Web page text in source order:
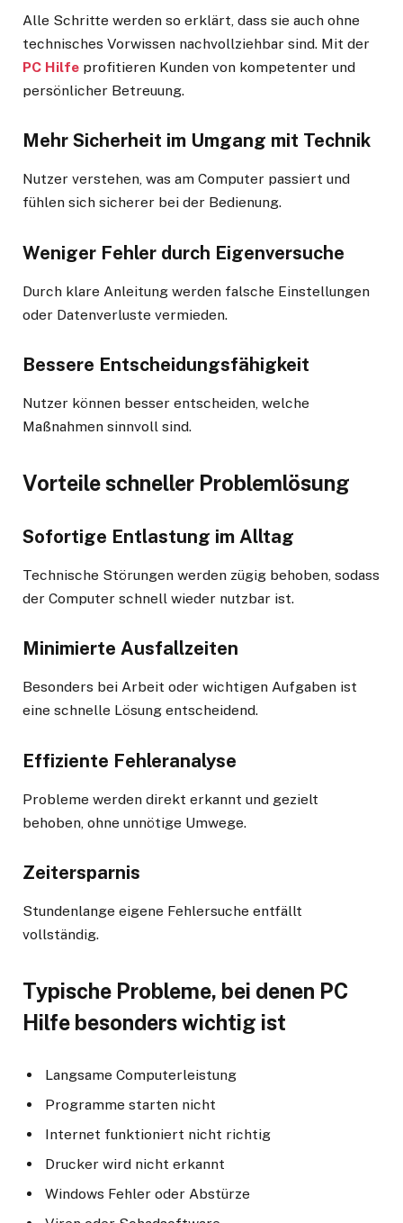
Alle Schritte werden so erklärt, dass sie auch ohne
technisches Vorwissen nachvollziehbar sind. Mit der
PC Hilfe profitieren Kunden von kompetenter und
persönlicher Betreuung.
Mehr Sicherheit im Umgang mit Technik
Nutzer verstehen, was am Computer passiert und
fühlen sich sicherer bei der Bedienung.
Weniger Fehler durch Eigenversuche
Durch klare Anleitung werden falsche Einstellungen
oder Datenverluste vermieden.
Bessere Entscheidungsfähigkeit
Nutzer können besser entscheiden, welche
Maßnahmen sinnvoll sind.
Vorteile schneller Problemlösung
Sofortige Entlastung im Alltag
Technische Störungen werden zügig behoben, sodass
der Computer schnell wieder nutzbar ist.
Minimierte Ausfallzeiten
Besonders bei Arbeit oder wichtigen Aufgaben ist
eine schnelle Lösung entscheidend.
Effiziente Fehleranalyse
Probleme werden direkt erkannt und gezielt
behoben, ohne unnötige Umwege.
Zeitersparnis
Stundenlange eigene Fehlersuche entfällt
vollständig.
Typische Probleme, bei denen PC
Hilfe besonders wichtig ist
Langsame Computerleistung
Programme starten nicht
Internet funktioniert nicht richtig
Drucker wird nicht erkannt
Windows Fehler oder Abstürze